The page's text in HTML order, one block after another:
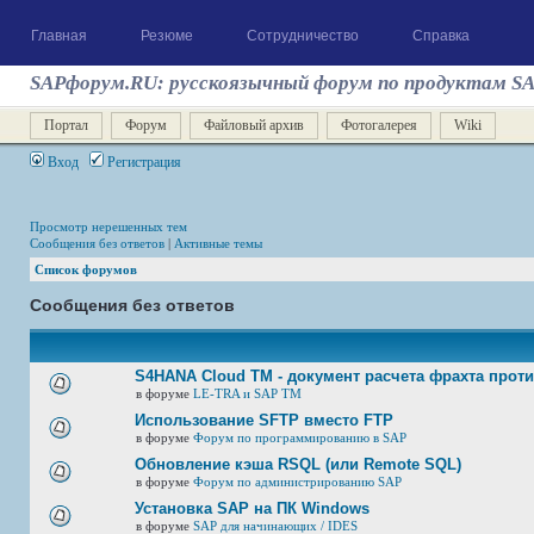
Главная Резюме Сотрудничество Справка
SAPфорум.RU: русскоязычный форум по продуктам
Портал Форум Файловый архив Фотогалерея Wiki
Вход Регистрация
Просмотр нерешенных тем
Сообщения без ответов | Активные темы
Список форумов
Сообщения без ответов
S4HANA Cloud TM - документ расчета фрахта
в форуме LE-TRA и SAP TM
Использование SFTP вместо FTP
в форуме Форум по программированию в SAP
Обновление кэша RSQL (или Remote SQL)
в форуме Форум по администрированию SAP
Установка SAP на ПК Windows
в форуме SAP для начинающих / IDES